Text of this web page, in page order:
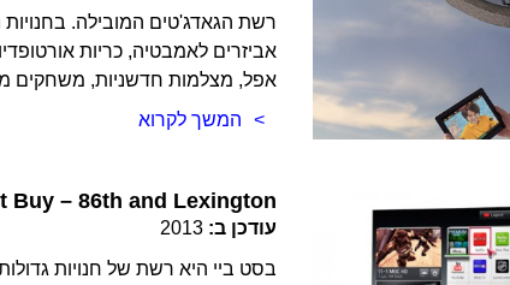
רשת הגאדג'טים המובילה. בחנויות
אביזרים לאמבטיה, כריות
אפל, מצלמות חדשניות, משחקים
המשך לקרוא
Buy – 86th and Lexington
עודכן ב: 2013
בסט ביי היא רשת של חנויות